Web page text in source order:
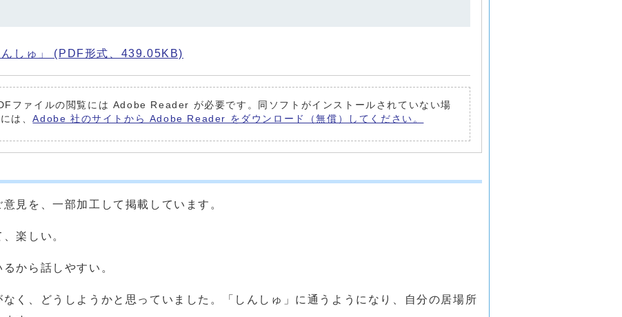
んしゅ」 (PDF形式、439.05KB)
ファイルの閲覧には Adobe Reader が必要です。同ソフトがインストールされていない場
は、Adobe 社のサイトから Adobe Reader をダウンロード（無償）してください。
見を、一部加工して掲載しています。
楽しい。
から話しやすい。
なく、どうしようかと思っていました。「しんしゅ」に通うようになり、自分の居場所